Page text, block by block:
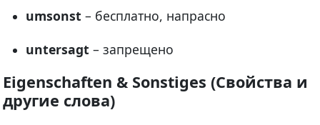
umsonst – бесплатно, напрасно
untersagt – запрещено
Eigenschaften & Sonstiges (Свойства и
другие слова)